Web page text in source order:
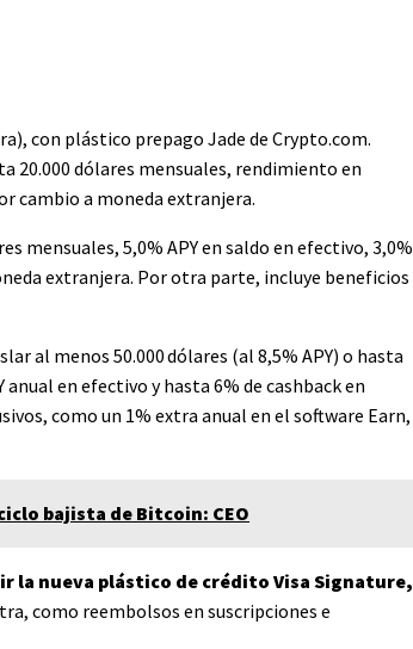
con plástico prepago Jade de Crypto.com.
20.000 dólares mensuales, rendimiento en
cambio a moneda extranjera.
mensuales, 5,0% APY en saldo en efectivo, 3,0%
extranjera. Por otra parte, incluye beneficios
al menos 50.000 dólares (al 8,5% APY) o hasta
anual en efectivo y hasta 6% de cashback en
como un 1% extra anual en el software Earn,
bajista de Bitcoin: CEO
la nueva plástico de crédito Visa Signature,
como reembolsos en suscripciones e